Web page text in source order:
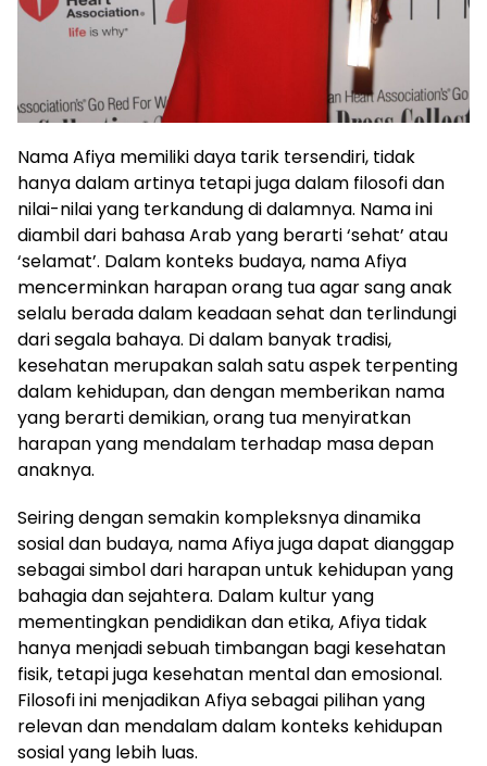
Nama Afiya memiliki daya tarik tersendiri, tidak
hanya dalam artinya tetapi juga dalam filosofi dan
nilai-nilai yang terkandung di dalamnya. Nama ini
diambil dari bahasa Arab yang berarti ‘sehat’ atau
‘selamat’. Dalam konteks budaya, nama Afiya
mencerminkan harapan orang tua agar sang anak
selalu berada dalam keadaan sehat dan terlindungi
dari segala bahaya. Di dalam banyak tradisi,
kesehatan merupakan salah satu aspek terpenting
dalam kehidupan, dan dengan memberikan nama
yang berarti demikian, orang tua menyiratkan
harapan yang mendalam terhadap masa depan
anaknya.
Seiring dengan semakin kompleksnya dinamika
sosial dan budaya, nama Afiya juga dapat dianggap
sebagai simbol dari harapan untuk kehidupan yang
bahagia dan sejahtera. Dalam kultur yang
mementingkan pendidikan dan etika, Afiya tidak
hanya menjadi sebuah timbangan bagi kesehatan
fisik, tetapi juga kesehatan mental dan emosional.
Filosofi ini menjadikan Afiya sebagai pilihan yang
relevan dan mendalam dalam konteks kehidupan
sosial yang lebih luas.